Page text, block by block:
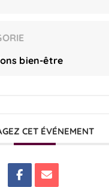
bien-être
CET ÉVÉNEMENT